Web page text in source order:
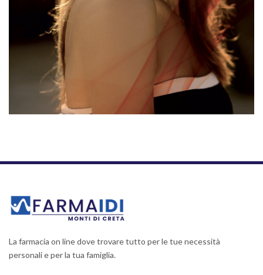
La farmacia on line dove trovare tutto per le tue necessità
personali e per la tua famiglia.